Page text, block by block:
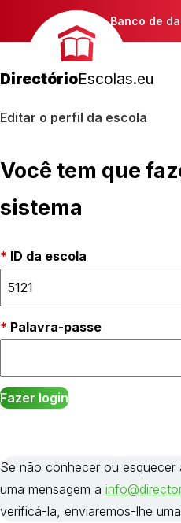
Banco de
DirectórioEscolas.eu
Editar o perfil da escola
Você tem que
sistema
ID da escola
Palavra-passe
Se não conhecer ou
uma mensagem a
verificá-la, enviaremos-lhe